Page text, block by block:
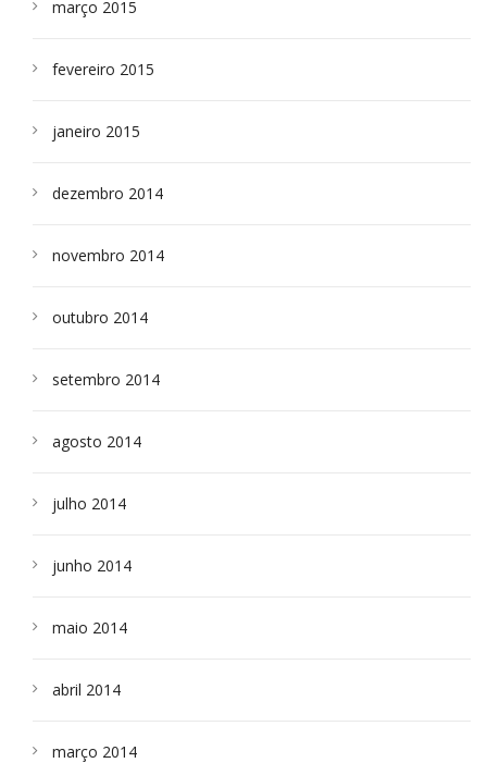
março 2015
fevereiro 2015
janeiro 2015
dezembro 2014
novembro 2014
outubro 2014
setembro 2014
agosto 2014
julho 2014
junho 2014
maio 2014
abril 2014
março 2014